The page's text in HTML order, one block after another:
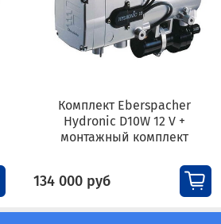
Комплект Eberspacher
Hydronic D10W 12 V +
монтажный комплект
134 000 руб